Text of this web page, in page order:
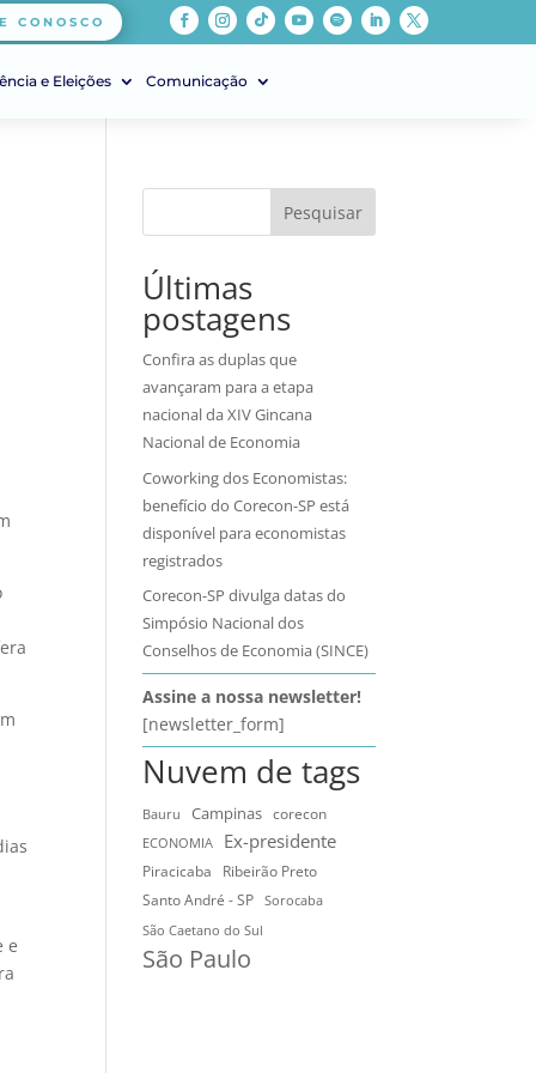
CONOSCO
e Eleições Comunicação
e
Pesquisar
Últimas
postagens
Confira as duplas que
avançaram para a etapa
nacional da XIV Gincana
Nacional de Economia
Coworking dos Economistas:
benefício do Corecon-SP está
disponível para economistas
registrados
Corecon-SP divulga datas do
Simpósio Nacional dos
Conselhos de Economia (SINCE)
Assine a nossa newsletter!
[newsletter_form]
Nuvem de tags
Bauru Campinas
corecon
ECONOMIA
Ex-presidente
Piracicaba
Ribeirão Preto
Santo André - SP
Sorocaba
São Caetano do Sul
São Paulo